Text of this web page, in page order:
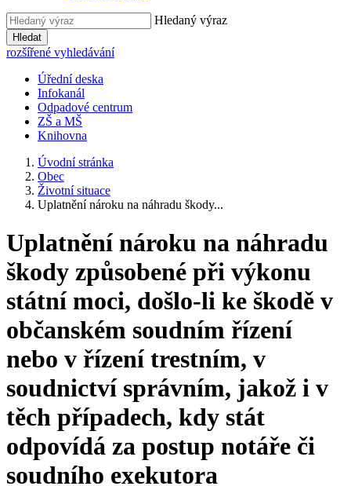
Hledaný výraz
Hledat
rozšířené vyhledávání
Úřední deska
Infokanál
Odpadové centrum
ZŠ a MŠ
Knihovna
Úvodní stránka
Obec
Životní situace
Uplatnění nároku na náhradu škody...
Uplatnění nároku na náhradu
škody způsobené při výkonu
státní moci, došlo-li ke škodě v
občanském soudním řízení
nebo v řízení trestním, v
soudnictví správním, jakož i v
těch případech, kdy stát
odpovídá za postup notáře či
soudního exekutora